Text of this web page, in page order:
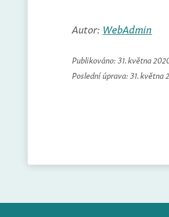
Autor: WebAdmin
Publikováno: 31. května
Poslední úprava: 31. května